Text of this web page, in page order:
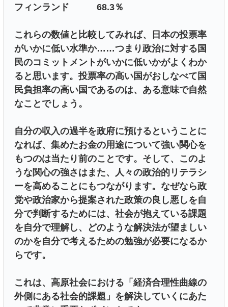
フィンランド 68.3％
これらの数値と比較してみれば、日本の投票率
がいかに低い水準か……つまり政治に対する国
民のコミットメントがいかに低いかがよくわか
ると思います。投票率の高い国がおしなべて国
民負担率の高い国であるのは、ある意味で自然
なことでしょう。
自分の収入の過半を政府に預けるということに
なれば、集めたお金の用途について強い関心を
もつのは当たり前のことです。そして、このよ
うな関心の強さはまた、人々の政治的リテラシ
ーを高めることにもつながります。なぜなら政
党や政治家から提案された政策の良し悪しを自
分で判断するためには、社会が抱えている課題
を自分で理解し、どのような解決法が望ましい
のかを自分で考えるための勉強が必要になるか
らです。
これは、高原社会における「経済合理性曲線の
外側にある社会的課題」を解決していくにあた